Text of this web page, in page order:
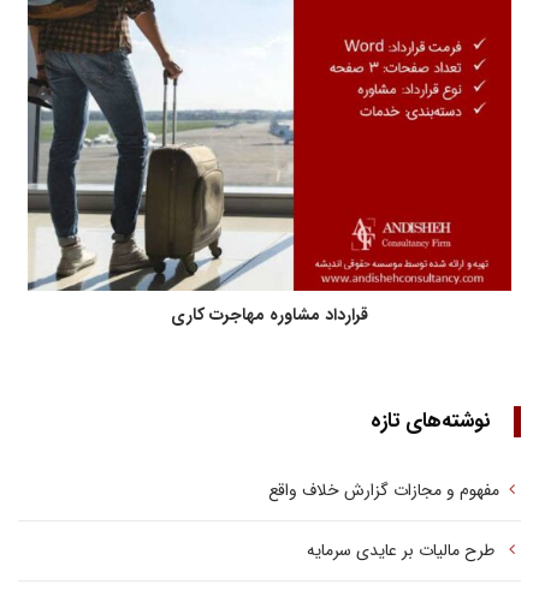
قرارداد مشاوره مهاجرت کاری
نوشته‌های تازه
مفهوم و مجازات گزارش خلاف واقع
طرح مالیات بر عایدی سرمایه